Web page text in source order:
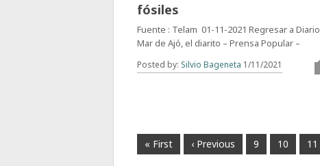
fósiles
Fuente : Telam 01-11-2021 Regresar a Diario
Mar de Ajó, el diarito – Prensa Popular –
Posted by: Silvio Bageneta 1/11/2021
« First ‹ Previous 9 10 11